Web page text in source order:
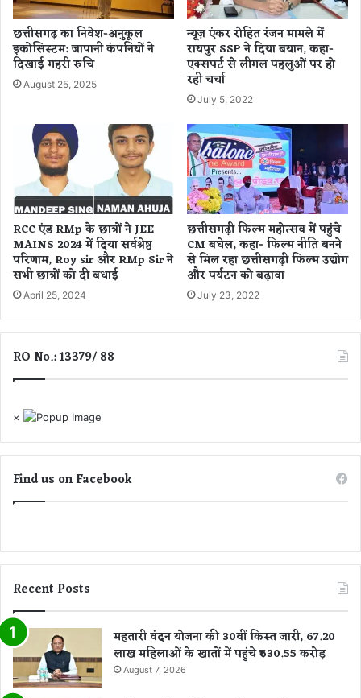
का
:
मु
ख्य
मं
य
छत्तीसगढ़ का निवेश-अनुकूल
इकोसिस्टम: जापानी कंपनियों ने
दिखाई गहरी रुचि
August 25, 2025
न्यूज़ एंकर रोहित रंजन मामले में
रायपुर SSP ने दिया बयान, कहा-
एक्सपर्ट से लीगल पहलुओं पर हो
रही चर्चा
July 5, 2022
RCC एंड RMp के छात्रों ने JEE
MAINS 2024 में दिया सर्वश्रेष्ठ
परिणाम, Roy sir और RMp Sir ने
सभी छात्रों को दी बधाई
April 25, 2024
छत्तीसगढ़ी फिल्म महोत्सव में पहुंचे
CM बघेल, कहा- फिल्म नीति बनने
से मिल रहा छत्तीसगढ़ी फिल्म उद्योग
और पर्यटन को बढ़ावा
July 23, 2022
RO No.: 13379/ 88
×
Find us on Facebook
Recent Posts
महतारी वंदन योजना की 30वीं किस्त जारी, 67.20
लाख महिलाओं के खातों में पहुंचे ₹630.55 करोड़
August 7, 2026